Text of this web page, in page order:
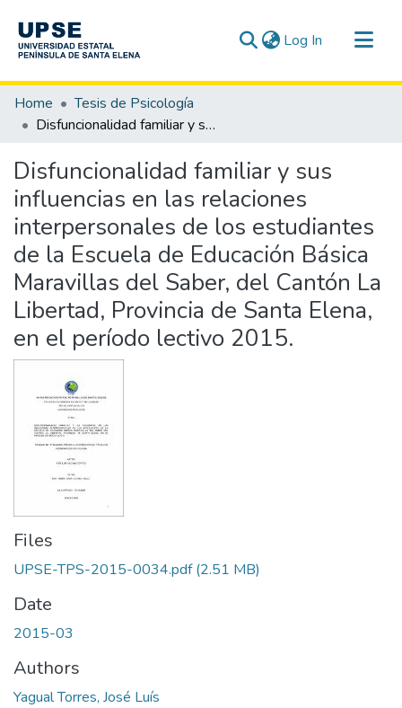
Log In (current)
Communities & Collections
All of DSpace
Home
Tesis de Psicología
Disfuncionalidad familiar y sus influencias en las relaciones interpersonales de los estudiantes de la Escuela de Educación Básica Maravillas del Saber, del Cantón La Libertad, Provincia de Santa Elena, en el período lectivo 2015.
Disfuncionalidad familiar y sus
influencias en las relaciones
interpersonales de los estudiantes
de la Escuela de Educación Básica
Maravillas del Saber, del Cantón La
Libertad, Provincia de Santa Elena,
en el período lectivo 2015.
Files
UPSE-TPS-2015-0034.pdf(2.51 MB)
Date
2015-03
Authors
Yagual Torres, José Luís